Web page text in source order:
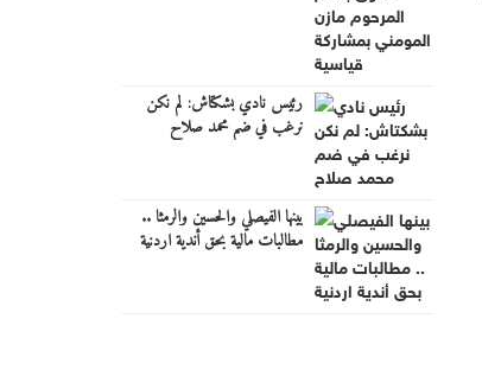
رئيس نادي بشكتاش: لم نكن
نرغب في ضم محمد صلاح
بينها الفيصلي والحسين والرمثا ..
مطالبات مالية بحق أندية اردنية